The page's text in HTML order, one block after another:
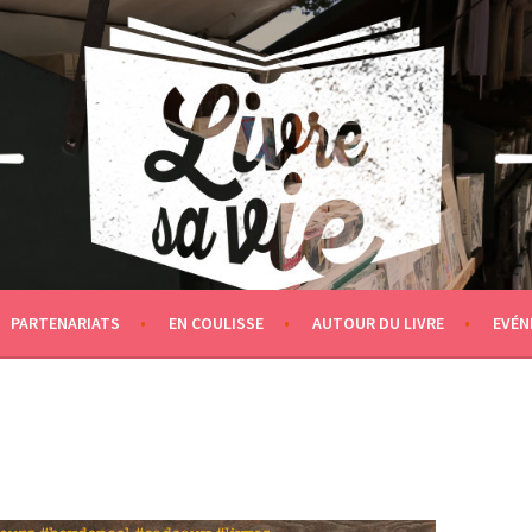
PARTENARIATS EN COULISSE AUTOUR DU LIVRE